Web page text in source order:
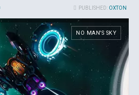
PUBLISHED: OXTON
NO MAN'S SKY